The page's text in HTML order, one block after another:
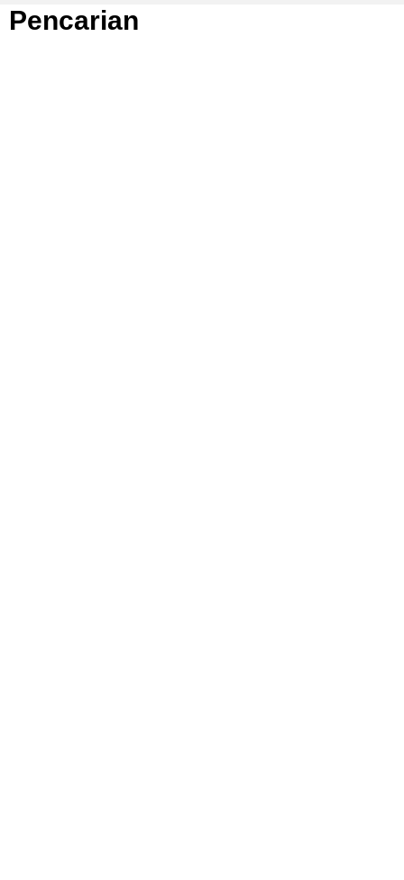
Pencarian